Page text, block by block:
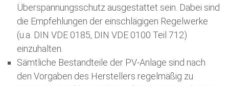
Überspannungsschutz ausgestattet sein. Dabei sind
die Empfehlungen der einschlägigen Regelwerke
(u.a. DIN VDE 0185, DIN VDE 0100 Teil 712)
einzuhalten.
Sämtliche Bestandteile der PV-Anlage sind nach
den Vorgaben des Herstellers regelmäßig zu